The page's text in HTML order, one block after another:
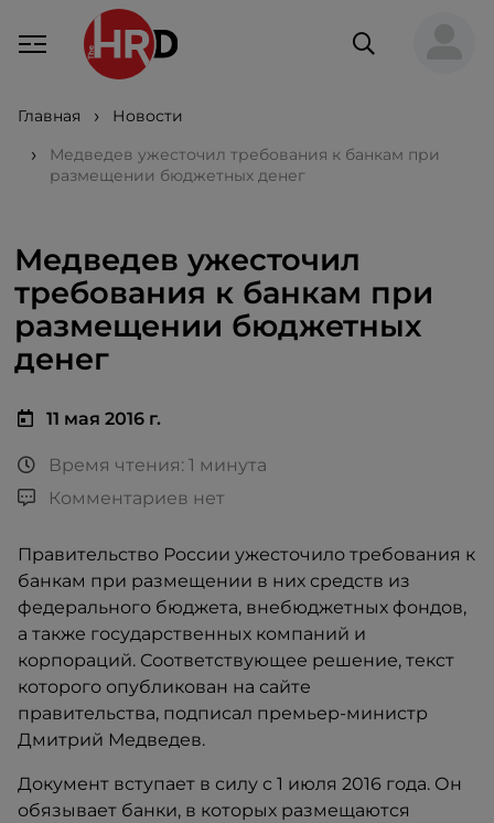
Главная
Новости
Медведев ужесточил требования к банкам при
размещении бюджетных денег
Медведев ужесточил
требования к банкам при
размещении бюджетных
денег
11 мая 2016 г.
Время чтения: 1 минута
Комментариев нет
Правительство России ужесточило требования к
банкам при размещении в них средств из
федерального бюджета, внебюджетных фондов,
а также государственных компаний и
корпораций. Соответствующее решение, текст
которого опубликован на сайте
правительства, подписал премьер-министр
Дмитрий Медведев.
Документ вступает в силу с 1 июля 2016 года. Он
обязывает банки, в которых размещаются